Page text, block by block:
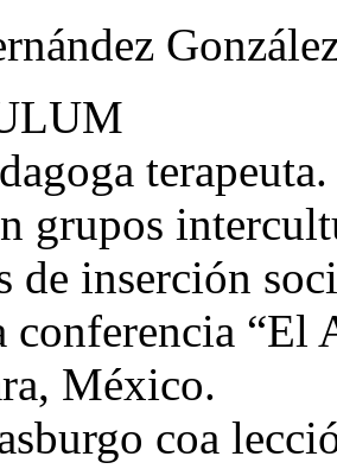
terapeuta.
grupos
de inserción
“El
México.
coa